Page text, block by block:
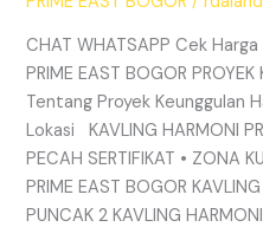
CHAT WHATSAPP Cek
PRIME EAST BOGOR
Tentang Proyek Keunggulan
Lokasi KAVLING HARMONI
PECAH SERTIFIKAT • ZONA
PRIME EAST BOGOR
PUNCAK 2 KAVLING